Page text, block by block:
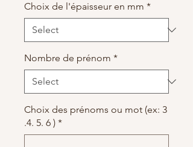
Choix de l'épaisseur en mm *
Nombre de prénom *
Choix des prénoms ou mot (ex: 3
.4. 5. 6 ) *